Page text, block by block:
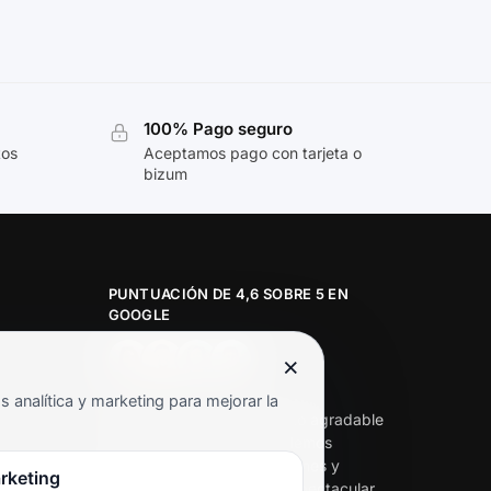
100% Pago seguro
Aceptamos pago con tarjeta o
bizum
PUNTUACIÓN DE 4,6 SOBRE 5 EN
GOOGLE
★★★★★
«Servicio de calidad y trato agradable
con precios excelentes. Hemos
comprado en varias ocasiones y
×
analítica y marketing para mejorar la